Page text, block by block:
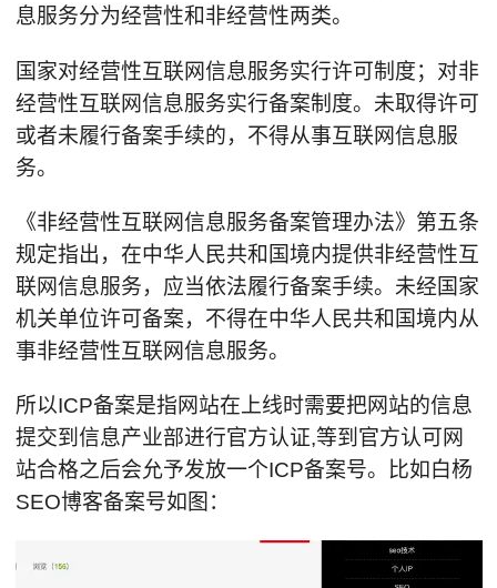
息服务分为经营性和非经营性两类。
国家对经营性互联网信息服务实行许可制度；对非
经营性互联网信息服务实行备案制度。未取得许可
或者未履行备案手续的，不得从事互联网信息服
务。
《非经营性互联网信息服务备案管理办法》第五条
规定指出，在中华人民共和国境内提供非经营性互
联网信息服务，应当依法履行备案手续。未经国家
机关单位许可备案，不得在中华人民共和国境内从
事非经营性互联网信息服务。
所以ICP备案是指网站在上线时需要把网站的信息
提交到信息产业部进行官方认证,等到官方认可网
站合格之后会允予发放一个ICP备案号。比如白杨
SEO博客备案号如图：